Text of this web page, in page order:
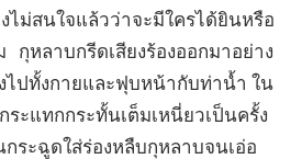
ไม่สนใจแล้วว่าจะมีใครได้ยินหรือ
กุหลาบกรีดเสียงร้องออกมาอย่าง
ไปทั้งกายและฟุบหน้ากับท่าน้ำ ใน
ะแทกกระทั้นเต็มเหนี่ยวเป็นครั้ง
ระฉูดใส่ร่องหลืบกุหลาบจนเอ่อ